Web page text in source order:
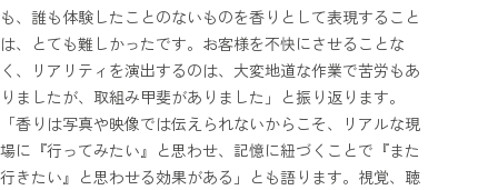
も、誰も体験したことのないものを香りとして表現すること
は、とても難しかったです。お客様を不快にさせることな
く、リアリティを演出するのは、大変地道な作業で苦労もあ
りましたが、取組み甲斐がありました」と振り返ります。
「香りは写真や映像では伝えられないからこそ、リアルな現
場に『行ってみたい』と思わせ、記憶に紐づくことで『また
行きたい』と思わせる効果がある」とも語ります。視覚、聴